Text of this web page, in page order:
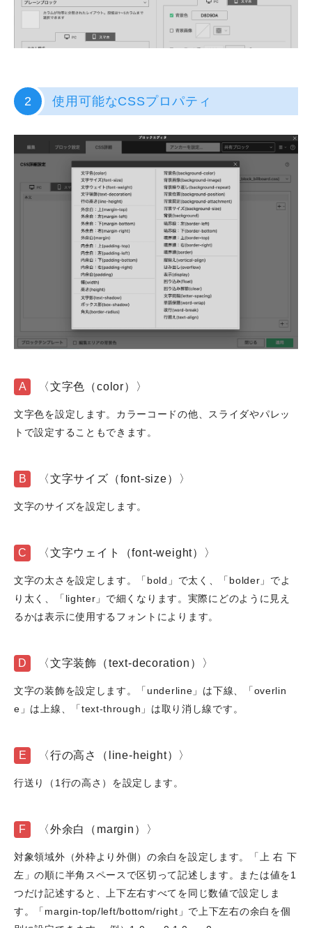
2 使用可能なCSSプロパティ
A 〈文字色（color）〉
文字色を設定します。カラーコードの他、スライダやパレッ
トで設定することもできます。
B 〈文字サイズ（font-size）〉
文字のサイズを設定します。
C 〈文字ウェイト（font-weight）〉
文字の太さを設定します。「bold」で太く、「bolder」でよ
り太く、「lighter」で細くなります。実際にどのように見え
るかは表示に使用するフォントによります。
D 〈文字装飾（text-decoration）〉
文字の装飾を設定します。「underline」は下線、「overlin
e」は上線、「text-through」は取り消し線です。
E 〈行の高さ（line-height）〉
行送り（1行の高さ）を設定します。
F 〈外余白（margin）〉
対象領域外（外枠より外側）の余白を設定します。「上 右 下
左」の順に半角スペースで区切って記述します。または値を1
つだけ記述すると、上下左右すべてを同じ数値で設定しま
す。「margin-top/left/bottom/right」で上下左右の余白を個